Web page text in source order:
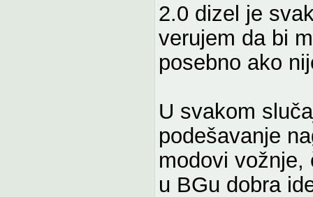
2.0 dizel je
verujem da bi
posebno ako
U svakom
podešavanje
modovi vožnje,
u BGu dobra